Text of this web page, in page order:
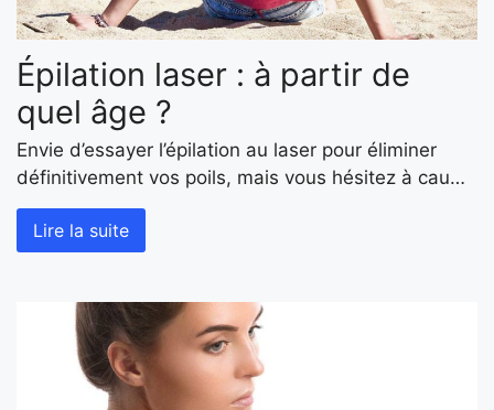
Épilation laser : à partir de
quel âge ?
Envie d’essayer l’épilation au laser pour éliminer
définitivement vos poils, mais vous hésitez à cau…
Lire la suite